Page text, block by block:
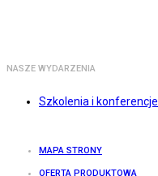
NASZE WYDARZENIA
Szkolenia i konferencje
MAPA STRONY
OFERTA PRODUKTOWA